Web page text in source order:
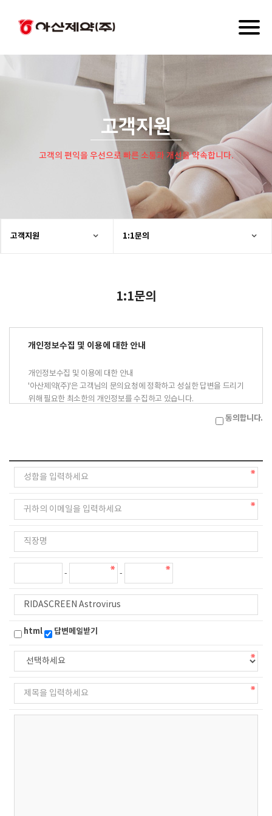
고객지원
고객의 편익을 우선으로 빠른 소통과 개선을 약속합니다.
고객지원 1:1문의
1:1문의
개인정보수집 및 이용에 대한 안내
개인정보수집 및 이용에 대한 안내
'아산제약(주)'은 고객님의 문의요청에 정확하고 성실한 답변을 드리기
위해 필요한 최소한의 개인정보를 수집하고 있습니다.
이에 개인정보의 수집 및 이용에 관하여 아래와 같이 고지하오니 충분
보유기간 : 1년
동의합니다.
- -
html 답변메일받기